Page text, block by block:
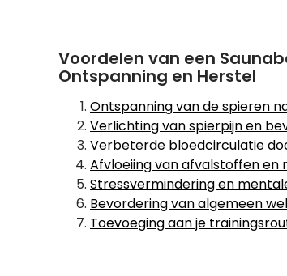
Voordelen van een
Ontspanning en Herstel
Ontspanning van de spieren
Verlichting van spierpijn en
Verbeterde bloedcirculatie
Afvloeiing van afvalstoffen en
Stressvermindering en
Bevordering van algemeen
Toevoeging aan je